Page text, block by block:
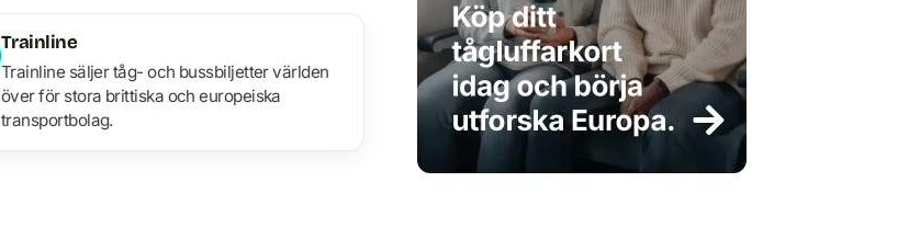
Trainline
Trainline säljer tåg- och bussbiljetter världen
över för stora brittiska och europeiska
transportbolag.